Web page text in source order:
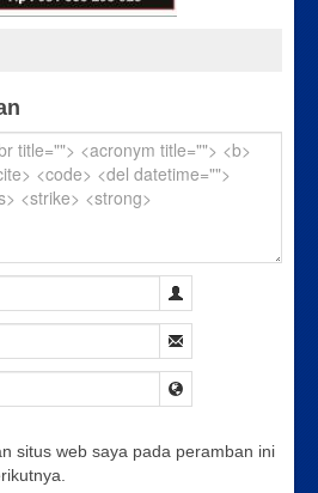
situs web saya pada peramban ini